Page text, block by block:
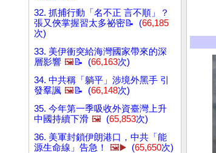
32. 抓捕行動「名不正 言不順」？
張又俠掌握習太多祕密📝 (66,185
次)
33. 美伊衝突給海灣國家帶來的深
層影響 🖼️📝 (66,163次)
34. 中共稱「躺平」涉境外黑手 引
發羣諷 🖼️📝 (66,148次)
35. 今年第一季吸收外資臺灣上升
中國持續下滑 🖼️ (65,853次)
36. 美軍封鎖伊朗港口，中共「能
源生命線」告急！
🖼️▶️ (65,650次)